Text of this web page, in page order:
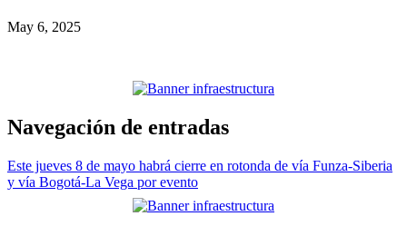
May 6, 2025
Navegación de entradas
Este jueves 8 de mayo habrá cierre en rotonda de vía Funza-Siberia
y vía Bogotá-La Vega por evento